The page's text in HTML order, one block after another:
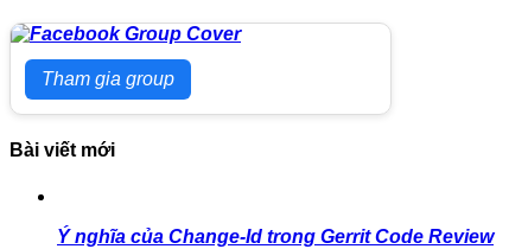
Tham gia group
Bài viết mới
Ý nghĩa của Change-Id trong Gerrit Code Review